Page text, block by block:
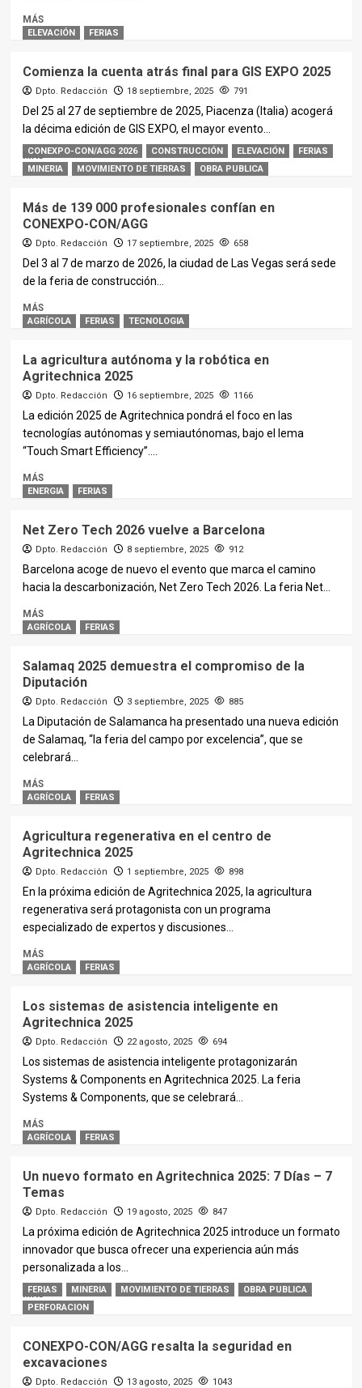
MÁS
ELEVACIÓN FERIAS
Comienza la cuenta atrás final para GIS EXPO 2025
Dpto. Redacción 18 septiembre, 2025 791
Del 25 al 27 de septiembre de 2025, Piacenza (Italia) acogerá
la décima edición de GIS EXPO, el mayor evento...
MÁS
CONEXPO-CON/AGG 2026 CONSTRUCCIÓN ELEVACIÓN
FERIAS
MINERIA
MOVIMIENTO DE TIERRAS OBRA PUBLICA
Más de 139 000 profesionales confían en
CONEXPO-CON/AGG
Dpto. Redacción 17 septiembre, 2025 658
Del 3 al 7 de marzo de 2026, la ciudad de Las Vegas será sede
de la feria de construcción...
MÁS
AGRÍCOLA FERIAS TECNOLOGIA
La agricultura autónoma y la robótica en
Agritechnica 2025
Dpto. Redacción 16 septiembre, 2025 1166
La edición 2025 de Agritechnica pondrá el foco en las
tecnologías autónomas y semiautónomas, bajo el lema
“Touch Smart Efficiency”....
MÁS
ENERGIA FERIAS
Net Zero Tech 2026 vuelve a Barcelona
Dpto. Redacción 8 septiembre, 2025 912
Barcelona acoge de nuevo el evento que marca el camino
hacia la descarbonización, Net Zero Tech 2026. La feria Net...
MÁS
AGRÍCOLA FERIAS
Salamaq 2025 demuestra el compromiso de la
Diputación
Dpto. Redacción 3 septiembre, 2025 885
La Diputación de Salamanca ha presentado una nueva edición
de Salamaq, “la feria del campo por excelencia”, que se
celebrará...
MÁS
AGRÍCOLA FERIAS
Agricultura regenerativa en el centro de
Agritechnica 2025
Dpto. Redacción 1 septiembre, 2025 898
En la próxima edición de Agritechnica 2025, la agricultura
regenerativa será protagonista con un programa
especializado de expertos y discusiones...
MÁS
AGRÍCOLA FERIAS
Los sistemas de asistencia inteligente en
Agritechnica 2025
Dpto. Redacción 22 agosto, 2025 694
Los sistemas de asistencia inteligente protagonizarán
Systems & Components en Agritechnica 2025. La feria
Systems & Components, que se celebrará...
MÁS
AGRÍCOLA FERIAS
Un nuevo formato en Agritechnica 2025: 7 Días – 7
Temas
Dpto. Redacción 19 agosto, 2025 847
La próxima edición de Agritechnica 2025 introduce un formato
innovador que busca ofrecer una experiencia aún más
personalizada a los...
MÁS
FERIAS MINERIA MOVIMIENTO DE TIERRAS
OBRA PUBLICA
PERFORACION
CONEXPO-CON/AGG resalta la seguridad en
excavaciones
Dpto. Redacción 13 agosto, 2025 1043